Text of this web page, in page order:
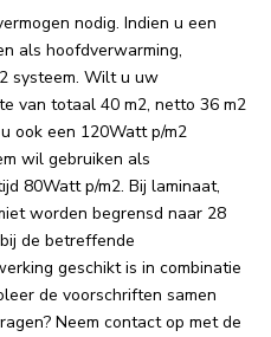
nodig. Indien u een
als hoofdverwarming,
systeem. Wilt u uw
van totaal 40 m2, netto 36 m2
ook een 120Watt p/m2
wil gebruiken als
80Watt p/m2. Bij laminaat,
worden begrensd naar 28
de betreffende
geschikt is in combinatie
de voorschriften samen
Neem contact op met de